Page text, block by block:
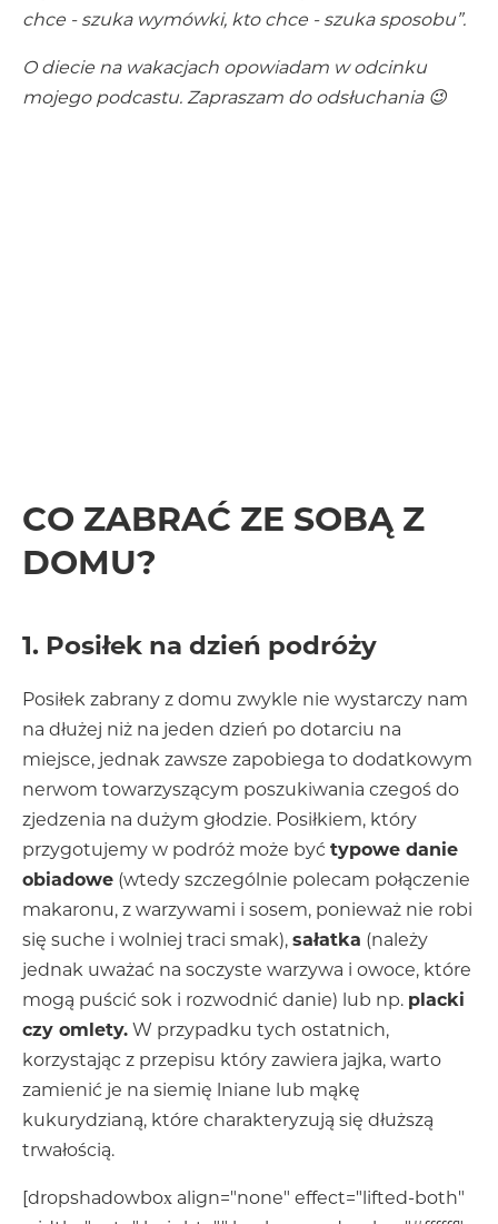
chce - szuka wymówki, kto chce - szuka sposobu”.
O diecie na wakacjach opowiadam w odcinku
mojego podcastu. Zapraszam do odsłuchania 😉
CO ZABRAĆ ZE SOBĄ Z
DOMU?
1. Posiłek na dzień podróży
Posiłek zabrany z domu zwykle nie wystarczy nam
na dłużej niż na jeden dzień po dotarciu na
miejsce, jednak zawsze zapobiega to dodatkowym
nerwom towarzyszącym poszukiwania czegoś do
zjedzenia na dużym głodzie. Posiłkiem, który
przygotujemy w podróż może być typowe danie
obiadowe (wtedy szczególnie polecam połączenie
makaronu, z warzywami i sosem, ponieważ nie robi
się suche i wolniej traci smak), sałatka (należy
jednak uważać na soczyste warzywa i owoce, które
mogą puścić sok i rozwodnić danie) lub np. placki
czy omlety. W przypadku tych ostatnich,
korzystając z przepisu który zawiera jajka, warto
zamienić je na siemię lniane lub mąkę
kukurydzianą, które charakteryzują się dłuższą
trwałością.
[dropshadowbox align="none" effect="lifted-both"